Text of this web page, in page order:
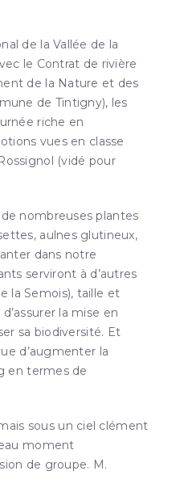
de la Vallée de la
le Contrat de rivière
de la Nature et des
de Tintigny), les
riche en
vues en classe
(vidé pour
de nombreuses plantes
aulnes glutineux,
dans notre
serviront à d’autres
la Semois), taille et
la mise en
sa biodiversité. Et
d’augmenter la
en termes de
sous un ciel clément
moment
de groupe. M.